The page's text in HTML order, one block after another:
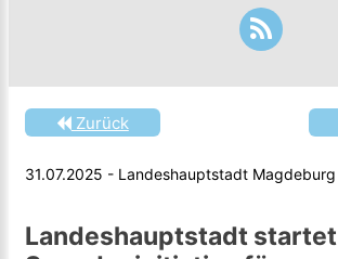
Zurück
31.07.2025 - Landeshauptstadt Magdeburg
Landeshauptstadt startet